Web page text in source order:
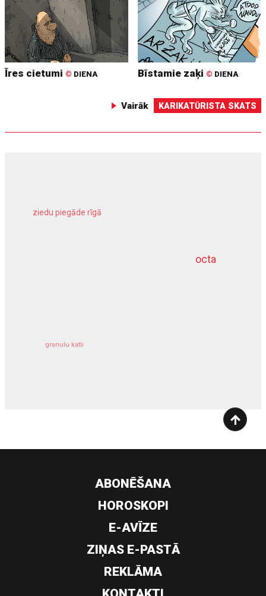
Īres cietumi © DIENA Bīstamie zaķi © DIENA
Vairāk KARIKATŪRISTA SKATS
octa
ziedu piegāde rīgā
granulu katli
dziļurbums
ABONĒŠANA
HOROSKOPI
E-AVĪZE
ZIŅAS E-PASTĀ
REKLĀMA